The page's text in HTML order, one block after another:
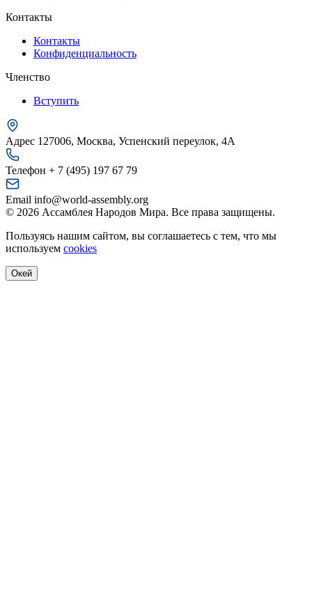
Контакты
Контакты
Конфиденциальность
Членство
Вступить
Адрес 127006, Москва, Успенский переулок, 4А
Телефон + 7 (495) 197 67 79
Email info@world-assembly.org
© 2026 Ассамблея Народов Мира. Все права защищены.
Пользуясь нашим сайтом, вы соглашаетесь с тем, что мы
используем cookies
Окей